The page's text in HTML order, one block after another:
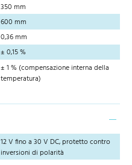
350 mm
600 mm
0,36 mm
± 0,15 %
± 1 % (compensazione interna della
temperatura)
12 V fino a 30 V DC, protetto contro
inversioni di polarità